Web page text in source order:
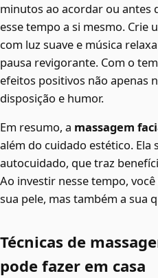
minutos ao acordar ou antes
esse tempo a si mesmo. Crie
com luz suave e música
pausa revigorante. Com o
efeitos positivos não apenas
disposição e humor.
Em resumo, a massagem
além do cuidado estético.
autocuidado, que traz
Ao investir nesse tempo,
sua pele, mas também a sua
Técnicas de
pode fazer em casa